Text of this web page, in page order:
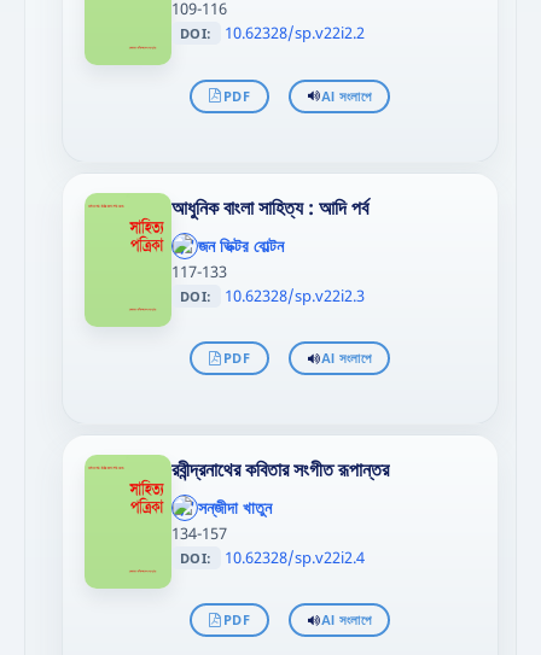
>
109-116
DOI: 10.62328/sp.v22i2.2
PDF AI সংলাপে
আধুনিক বাংলা সাহিত্য : আদি পৰ্ব
';
};"
>
জন ভিক্টর বোল্টন
117-133
DOI: 10.62328/sp.v22i2.3
PDF AI সংলাপে
রবীন্দ্রনাথের কবিতার সংগীত রূপান্তর
';
};"
>
সন্‌জীদা খাতুন
134-157
DOI: 10.62328/sp.v22i2.4
PDF AI সংলাপে